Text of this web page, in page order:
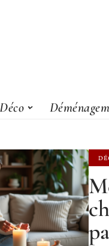
Déco